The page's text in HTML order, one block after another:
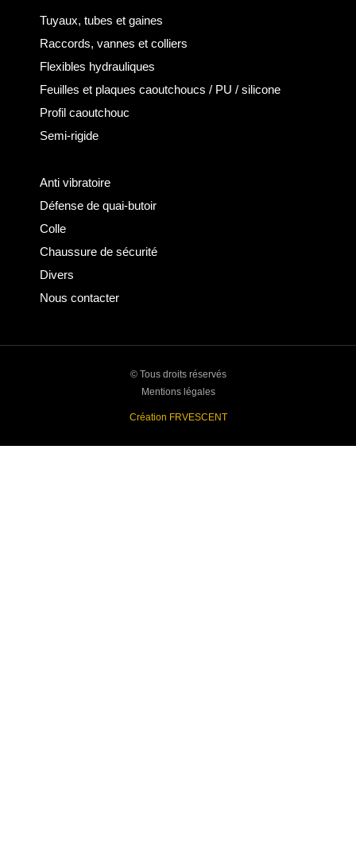
Tuyaux, tubes et gaines
Raccords, vannes et colliers
Flexibles hydrauliques
Feuilles et plaques caoutchoucs / PU / silicone
Profil caoutchouc
Semi-rigide
Anti vibratoire
Défense de quai-butoir
Colle
Chaussure de sécurité
Divers
Nous contacter
© Tous droits réservés
Mentions légales
Création FRVESCENT